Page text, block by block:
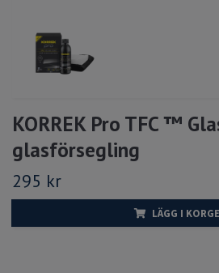
KORREK Pro TFC ™
glasförsegling
295 kr
LÄGG I